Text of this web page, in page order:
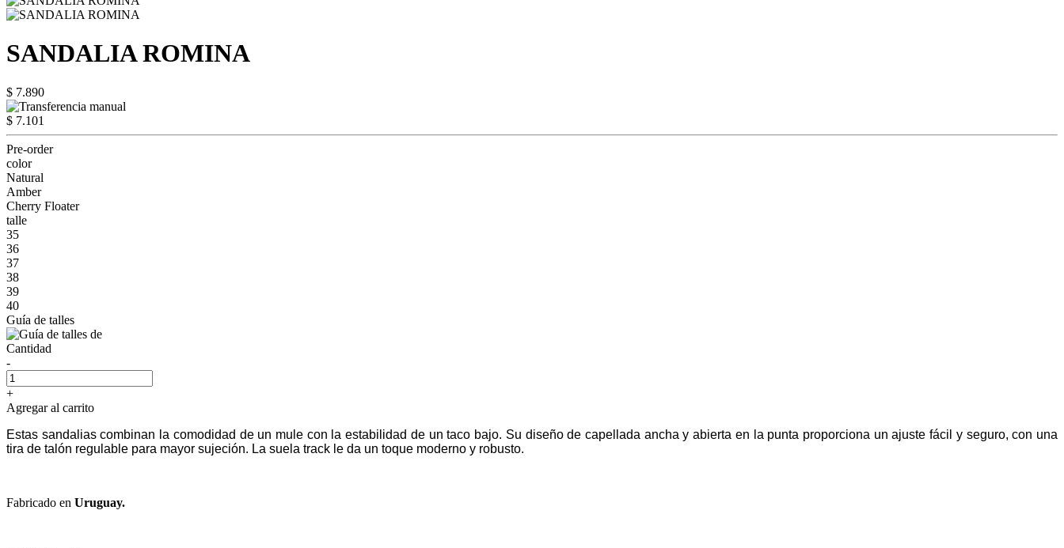
SANDALIA ROMINA
$ 7.890
$ 7.101
Pre-order
color
Natural
Amber
Cherry Floater
talle
35
36
37
38
39
40
Guía de talles
Cantidad
-
+
Agregar al carrito
Estas sandalias combinan la comodidad de un mule con la estabilidad de un taco bajo. Su diseño de capellada ancha y abierta en la punta proporciona un ajuste fácil y seguro, con una
tira de talón regulable para mayor sujeción. La suela track le da un toque moderno y robusto.
Fabricado en Uruguay.